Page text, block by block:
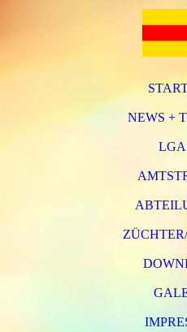
NEWS +
LGA